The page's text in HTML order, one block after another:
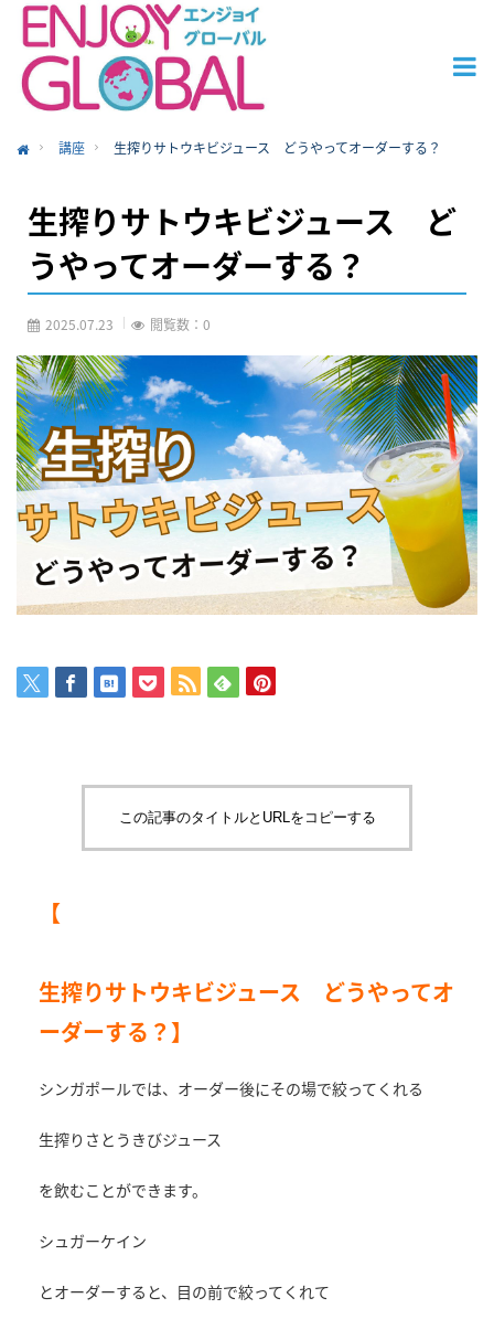
講座 生搾りサトウキビジュース どうやってオーダーする？
生搾りサトウキビジュース ど
うやってオーダーする？
2025.07.23 閲覧数：0
この記事のタイトルとURLをコピーする
【
生搾りサトウキビジュース どうやってオ
ーダーする？】
シンガポールでは、オーダー後にその場で絞ってくれる
生搾りさとうきびジュース
を飲むことができます。
シュガーケイン
とオーダーすると、目の前で絞ってくれて